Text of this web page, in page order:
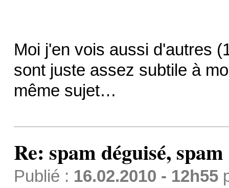
Moi j'en vois aussi d'autres
sont juste assez subtile à
même sujet…
Re: spam déguisé,
Publié : 16.02.2010 - 12h55